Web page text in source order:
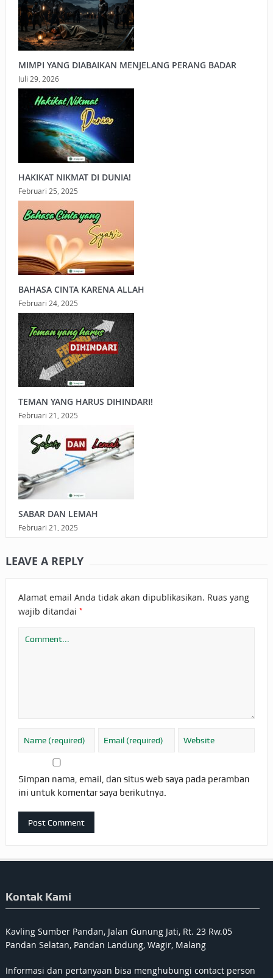
MIMPI YANG DIABAIKAN MENJELANG PERANG BADAR
Juli 29, 2026
HAKIKAT NIKMAT DI DUNIA!
Februari 25, 2025
BAHASA CINTA KARENA ALLAH
Februari 24, 2025
TEMAN YANG HARUS DIHINDARI!
Februari 21, 2025
SABAR DAN LEMAH
Februari 21, 2025
LEAVE A REPLY
Alamat email Anda tidak akan dipublikasikan. Ruas yang
wajib ditandai *
Simpan nama, email, dan situs web saya pada peramban
ini untuk komentar saya berikutnya.
Kontak Kami
Kavling Sumber Pandan, Jalan Gunung Jati, Rt. 23 Rw.05
Pandan Selatan, Pandan Landung, Wagir, Malang
Informasi dan pertanyaan bisa menghubungi contact person